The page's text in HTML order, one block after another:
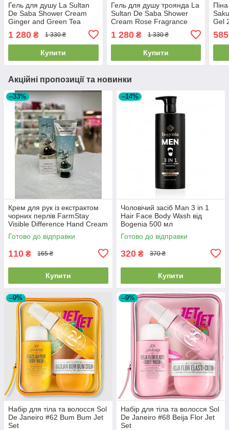
Гель для душу La Sultan
De Saba Shower Cream
Ginger and Green Tea
1 280 ₴ 1 330 ₴
Купити
Гель для душу троянда La
Sultan De Saba Shower
Cream Rose Fragrance
1 280₴ 1 330 ₴
Купити
Gel
585
Акційні пропозиції та новинки
–33%
Крем для рук із екстрактом
чорних перлів FarmStay
Visible Difference Hand Cream
Black Pearl 100мл
Готово до відправки
110 ₴ 165 ₴
Купити
–14%
Чоловічий засіб Man 3 in 1
Hair Face Body Wash від
Bogenia 500 мл
Готово до відправки
320 ₴ 370 ₴
Купити
–9%
Набір для тіла та волосся Sol
De Janeiro #62 Bum Bum Jet
Set
–9%
Набір для тіла та волосся Sol
De Janeiro #68 Beija Flor Jet
Set